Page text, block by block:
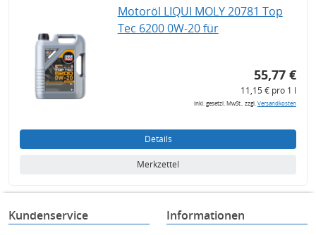
Motoröl LIQUI MOLY 20781 Top
Tec 6200 0W-20 für
55,77 €
11,15 € pro 1 l
inkl. gesetzl. MwSt., zzgl.Versandkosten
Details
Merkzettel
Kundenservice Informationen